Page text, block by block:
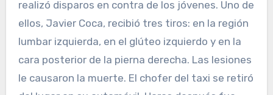
realizó disparos en contra de los jóvenes. Uno de
ellos, Javier Coca, recibió tres tiros: en la región
lumbar izquierda, en el glúteo izquierdo y en la
cara posterior de la pierna derecha. Las lesiones
le causaron la muerte. El chofer del taxi se retiró